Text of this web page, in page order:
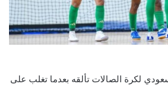
لكرة الصالات تألقه بعدما تغلب على